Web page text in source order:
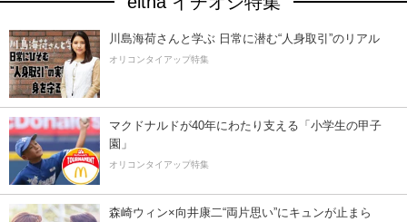
川島海荷さんと学ぶ 日常に潜む“人身取引”のリアル
オリコンタイアップ特集
マクドナルドが40年にわたり支える「小学生の甲子
園」
オリコンタイアップ特集
森崎ウィン×向井康二“両片思い”にキュンが止まら